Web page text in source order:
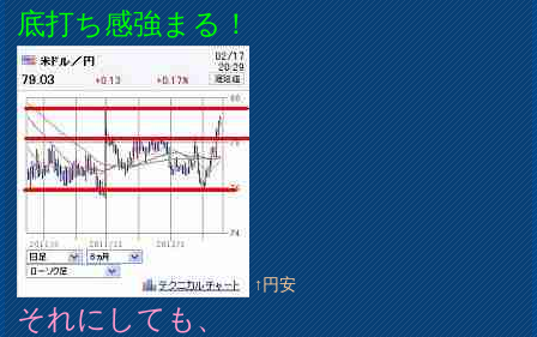
底打ち感強まる！
↑円安
それにしても、